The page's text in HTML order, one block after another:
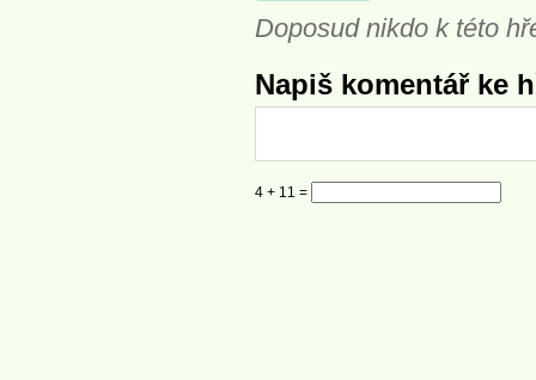
Doposud nikdo k této
Napiš komentář ke
4 + 11 =